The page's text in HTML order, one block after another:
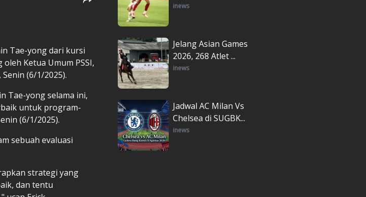
Tae-yong dari kursi
Ketua Umum PSSI,
(6/1/2025).
Tae-yong selama ini,
untuk program-
(6/1/2025).
sebuah evaluasi
strategi yang
dan tentu
inews
Jelang Asian Games
2026, 268 Atlet ...
inews
Jadwal AC Milan Vs
Chelsea di SUGBK...
inews